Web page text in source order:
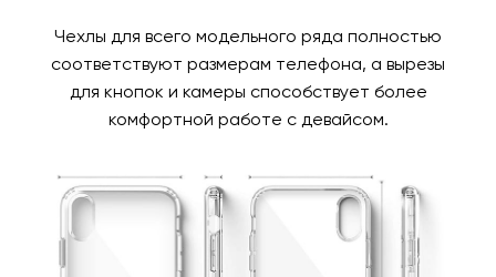
Чехлы для всего модельного ряда полностью
соответствуют размерам телефона, а вырезы
для кнопок и камеры способствует более
комфортной работе с девайсом.